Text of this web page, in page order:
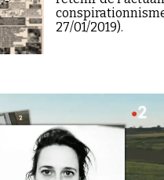
27/01/2019).